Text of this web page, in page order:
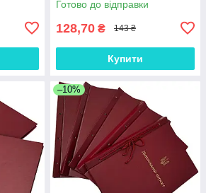
(20мм) (1 шт)
Готово до відправки
128,70 ₴ 143 ₴
Купити
–10%